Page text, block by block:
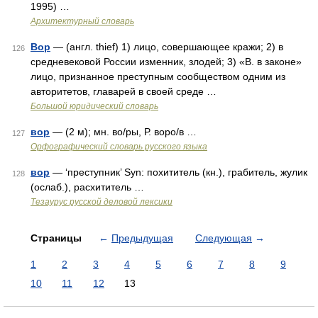
1995) …
Архитектурный словарь
126 Вор — (англ. thief) 1) лицо, совершающее кражи; 2) в
средневековой России изменник, злодей; 3) «В. в законе»
лицо, признанное преступным сообществом одним из
авторитетов, главарей в своей среде …
Большой юридический словарь
127 вор — (2 м); мн. во/ры, Р. воро/в …
Орфографический словарь русского языка
128 вор — ‘преступник’ Syn: похититель (кн.), грабитель, жулик
(ослаб.), расхититель …
Тезаурус русской деловой лексики
Страницы ← Предыдущая Следующая →
1 2 3 4 5 6 7 8
9
10
11 12 13